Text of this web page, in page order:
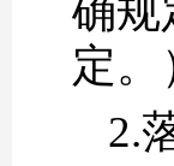
确规
定。
2.